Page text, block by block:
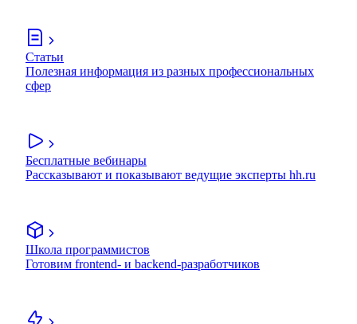
Статьи
Полезная информация из разных профессиональных
сфер
Бесплатные вебинары
Рассказывают и показывают ведущие эксперты hh.ru
Школа программистов
Готовим frontend- и backend-разработчиков